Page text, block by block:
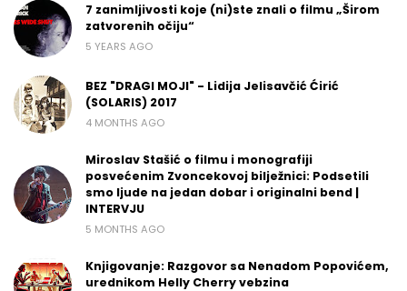
7 zanimljivosti koje (ni)ste znali o filmu „Širom
zatvorenih očiju“
5 YEARS AGO
BEZ "DRAGI MOJI" - Lidija Jelisavčić Ćirić
(SOLARIS) 2017
4 MONTHS AGO
Miroslav Stašić o filmu i monografiji
posvećenim Zvoncekovoj bilježnici: Podsetili
smo ljude na jedan dobar i originalni bend |
INTERVJU
5 MONTHS AGO
Knjigovanje: Razgovor sa Nenadom Popovićem,
urednikom Helly Cherry vebzina